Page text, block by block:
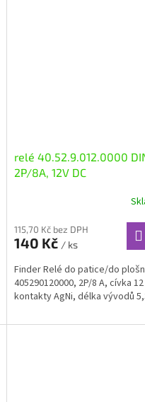
relé 40.52.9.012.0000
2P/8A, 12V DC
115,70 Kč bez DPH
140 Kč / ks
Finder Relé do patice/do
405290120000, 2P/8 A, cívka 12
kontakty AgNi, délka vývodů